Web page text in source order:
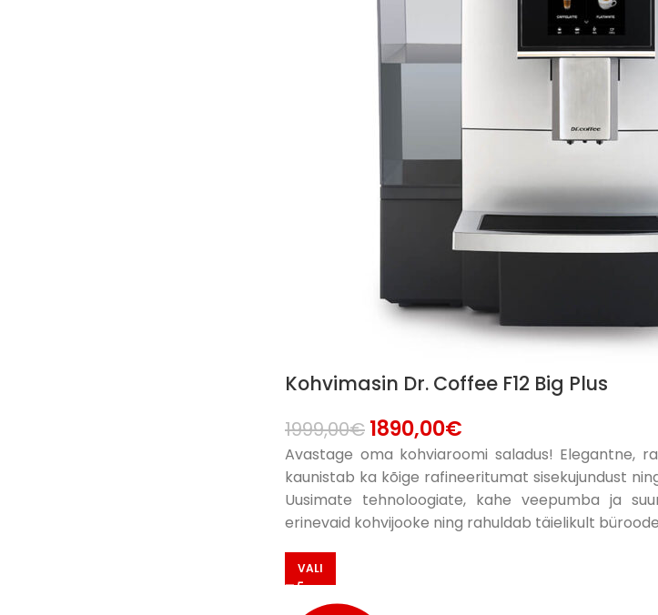
Kohvimasin Dr. Coffee F12 Big Plus
1999,00€ 1890,00€
Avastage oma kohviaroomi saladus! Elegantne,
kaunistab ka kõige rafineeritumat sisekujundust
Uusimate tehnoloogiate, kahe veepumba ja
erinevaid kohvijooke ning rahuldab täielikult
VALI